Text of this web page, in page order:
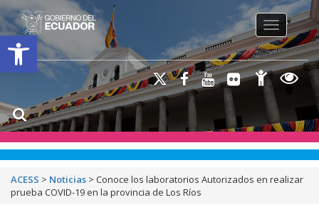
Open toolbar
Toggle
ACESS > Noticias > Conoce los laboratorios Autorizados en realizar
prueba COVID-19 en la provincia de Los Ríos